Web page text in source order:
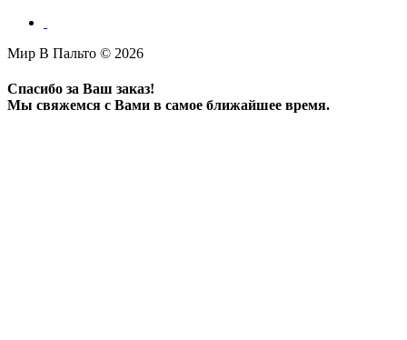
Мир В Пальто © 2026
Спасибо за Ваш заказ!
Мы свяжемся с Вами в самое ближайшее время.